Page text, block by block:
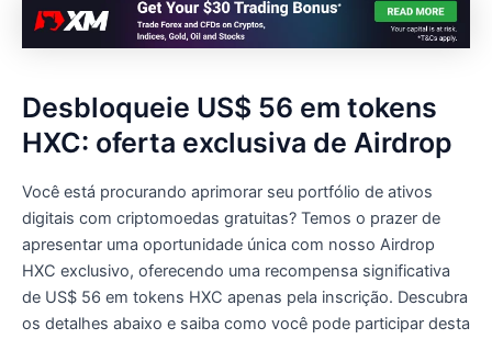
Desbloqueie US$ 56 em tokens
HXC: oferta exclusiva de Airdrop
Você está procurando aprimorar seu portfólio de ativos
digitais com criptomoedas gratuitas? Temos o prazer de
apresentar uma oportunidade única com nosso Airdrop
HXC exclusivo, oferecendo uma recompensa significativa
de US$ 56 em tokens HXC apenas pela inscrição. Descubra
os detalhes abaixo e saiba como você pode participar desta